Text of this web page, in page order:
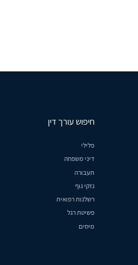
חיפוש עורך דין
פלילי
דיני משפחה
תעבורה
נזקי גוף
רשלנות רפואית
פשיטת רגל
מיסים